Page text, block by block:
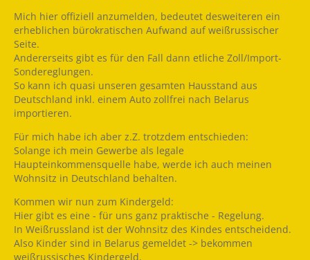
Mich hier offiziell anzumelden, bedeutet desweiteren ein
erheblichen bürokratischen Aufwand auf weißrussischer
Seite.
Andererseits gibt es für den Fall dann etliche Zoll/Import-
Sondereglungen.
So kann ich quasi unseren gesamten Hausstand aus
Deutschland inkl. einem Auto zollfrei nach Belarus
importieren.
Für mich habe ich aber z.Z. trotzdem entschieden:
Solange ich mein Gewerbe als legale
Haupteinkommensquelle habe, werde ich auch meinen
Wohnsitz in Deutschland behalten.
Kommen wir nun zum Kindergeld:
Hier gibt es eine - für uns ganz praktische - Regelung.
In Weißrussland ist der Wohnsitz des Kindes entscheidend.
Also Kinder sind in Belarus gemeldet -> bekommen
weißrussisches Kindergeld.